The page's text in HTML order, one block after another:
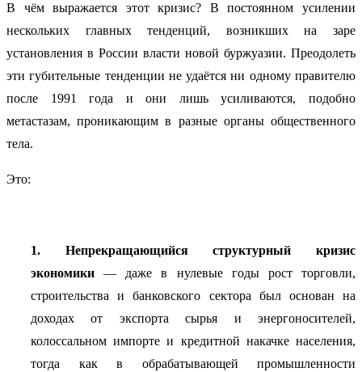
В чём выражается этот кризис? В постоянном усилении
нескольких главных тенденций, возникших на заре
установления в России власти новой буржуазии. Преодолеть
эти губительные тенденции не удаётся ни одному правителю
после 1991 года и они лишь усиливаются, подобно
метастазам, проникающим в разные органы общественного
тела.
Это:
1. Непрекращающийся структурный кризис
экономики — даже в нулевые годы рост торговли,
строительства и банковского сектора был основан на
доходах от экспорта сырья и энергоносителей,
колоссальном импорте и кредитной накачке населения,
тогда как в обрабатывающей промышленности